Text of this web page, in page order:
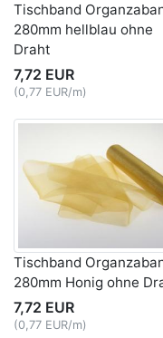
Tischband
280mm hellblau ohne
Draht
7,72 EUR
(0,77 EUR/m)
Tischband
280mm Honig ohne
7,72 EUR
(0,77 EUR/m)